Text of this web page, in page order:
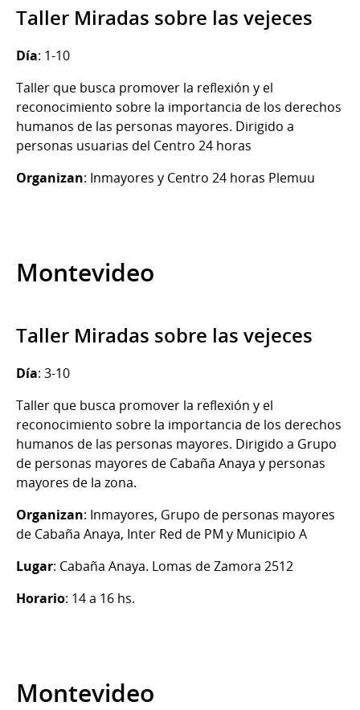
Taller Miradas sobre las vejeces
Día: 1-10
Taller que busca promover la reflexión y el
reconocimiento sobre la importancia de los derechos
humanos de las personas mayores. Dirigido a
personas usuarias del Centro 24 horas
Organizan: Inmayores y Centro 24 horas Plemuu
Montevideo
Taller Miradas sobre las vejeces
Día: 3-10
Taller que busca promover la reflexión y el
reconocimiento sobre la importancia de los derechos
humanos de las personas mayores. Dirigido a Grupo
de personas mayores de Cabaña Anaya y personas
mayores de la zona.
Organizan: Inmayores, Grupo de personas mayores
de Cabaña Anaya, Inter Red de PM y Municipio A
Lugar: Cabaña Anaya. Lomas de Zamora 2512
Horario: 14 a 16 hs.
Montevideo